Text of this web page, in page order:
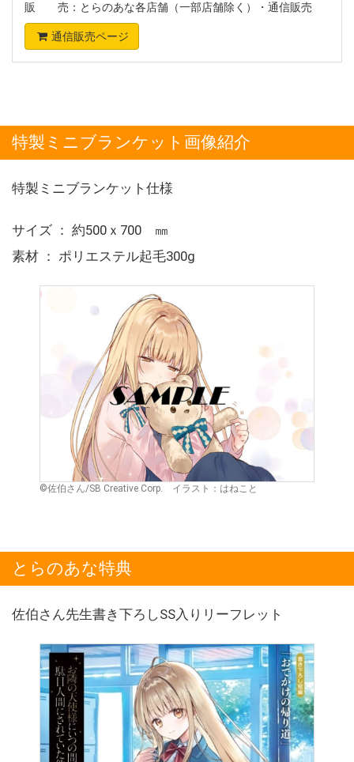
販 売：とらのあな各店舗（一部店舗除く）・通信販売
通信販売ページ
特製ミニブランケット画像紹介
特製ミニブランケット仕様
サイズ ： 約500ｘ700 ㎜
素材 ： ポリエステル起毛300g
©佐伯さん/SB Creative Corp. イラスト：はねこと
とらのあな特典
佐伯さん先生書き下ろしSS入りリーフレット